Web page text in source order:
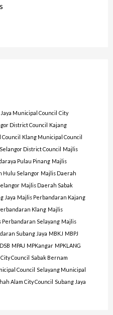
Municipal Council City
District Council Kajang
Council Klang Municipal Council
District Council Majlis
Pulau Pinang Majlis
Hulu Selangor Majlis Daerah
Majlis Daerah Sabak
Jaya Majlis Perbandaran Kajang
Klang Majlis
Perbandaran Selayang Majlis
Subang Jaya MBKJ MBPJ
MPAJ MPKangar MPKLANG
Council Sabak Bernam
Council Selayang Municipal
Alam City Council Subang Jaya